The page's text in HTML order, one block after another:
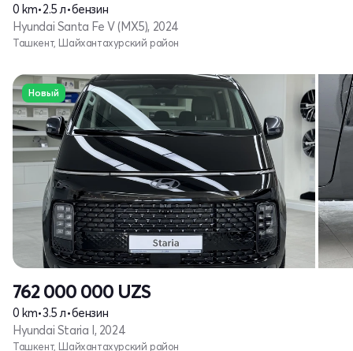
0 km•2.5 л•бензин
Hyundai Santa Fe V (MX5), 2024
Ташкент, Шайхантахурский район
Новый
762 000 000 UZS
0 km•3.5 л•бензин
Hyundai Staria I, 2024
Ташкент, Шайхантахурский район